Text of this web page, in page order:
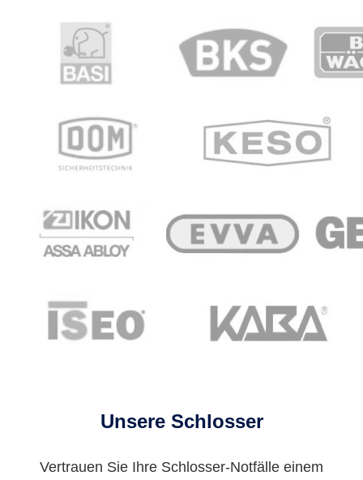
Unsere Schlosser
Vertrauen Sie Ihre Schlosser-Notfälle einem